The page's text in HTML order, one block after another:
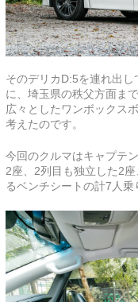
そのデリカD:5を連れ出し
に、埼玉県の秩父方面ま
広々としたワンボックス
考えたのです。
今回のクルマはキャプテ
2座、2列目も独立した2
るベンチシートの計7人乗